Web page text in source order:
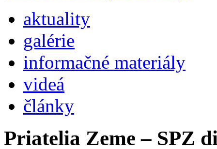
aktuality
galérie
informačné materiály
videá
články
Priatelia Zeme – SPZ